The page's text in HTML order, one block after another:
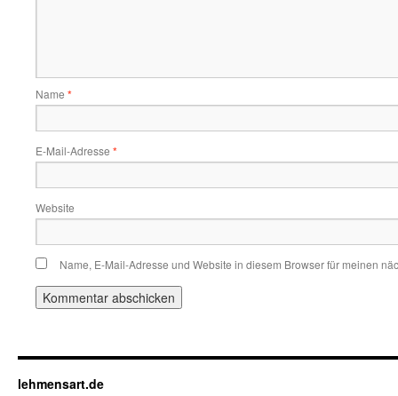
Name *
E-Mail-Adresse *
Website
Name, E-Mail-Adresse und Website in diesem Browser für meinen
lehmensart.de